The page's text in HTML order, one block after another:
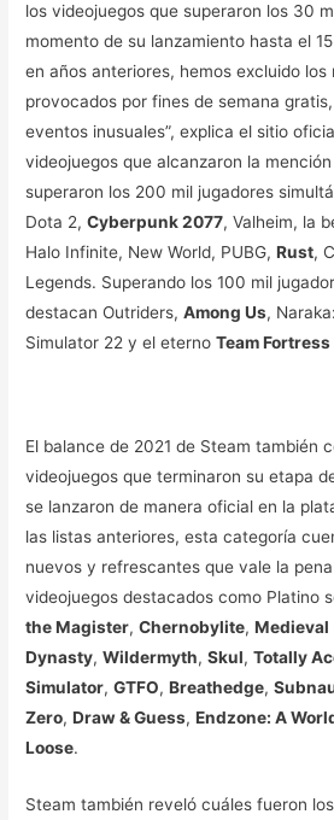
los videojuegos que superaron los 30
momento de su lanzamiento hasta el
en años anteriores, hemos excluido
provocados por fines de semana
eventos inusuales”, explica el sitio
videojuegos que alcanzaron la
superaron los 200 mil jugadores
Dota 2,Cyberpunk 2077, Valheim, la
Halo Infinite, New World, PUBG,Rust,
Legends. Superando los 100 mil
destacan Outriders,Among Us,
Simulator 22 y el eternoTeam Fortress
El balance de 2021 de Steam también
videojuegos que terminaron su etapa
se lanzaron de manera oficial en la
las listas anteriores, esta categoría
nuevos y refrescantes que vale la pena
videojuegos destacados como Platino
the Magister,Chernobylite,Medieval
Dynasty,Wildermyth,Skul,Totally
Simulator,GTFO,Breathedge,
Zero,Draw & Guess,Endzone: A
Loose.
Steam también reveló cuáles fueron